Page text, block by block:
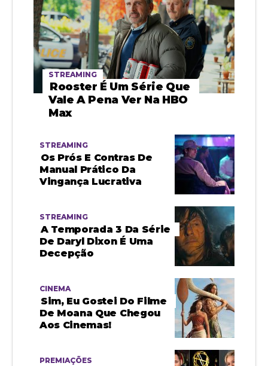
STREAMING
Rooster É Um Série Que
Vale A Pena Ver Na HBO
Max
STREAMING
Os Prós E Contras De
Manual Prático Da
Vingança Lucrativa
STREAMING
A Temporada 3 Da Série
De Daryl Dixon É Uma
Decepção
CINEMA
Sim, Eu Gostei Do Filme
De Moana Que Chegou
Aos Cinemas!
PREMIAÇÕES